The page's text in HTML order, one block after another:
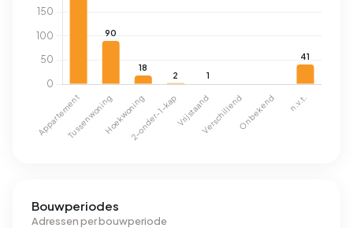
Bouwperiodes
Adressen per bouwperiode